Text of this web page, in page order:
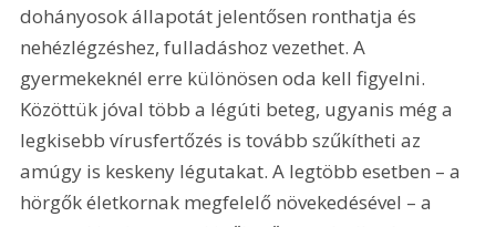
dohányosok állapotát jelentősen ronthatja és
nehézlégzéshez, fulladáshoz vezethet. A
gyermekeknél erre különösen oda kell figyelni.
Közöttük jóval több a légúti beteg, ugyanis még a
legkisebb vírusfertőzés is tovább szűkítheti az
amúgy is keskeny légutakat. A legtöbb esetben – a
hörgők életkornak megfelelő növekedésével – a